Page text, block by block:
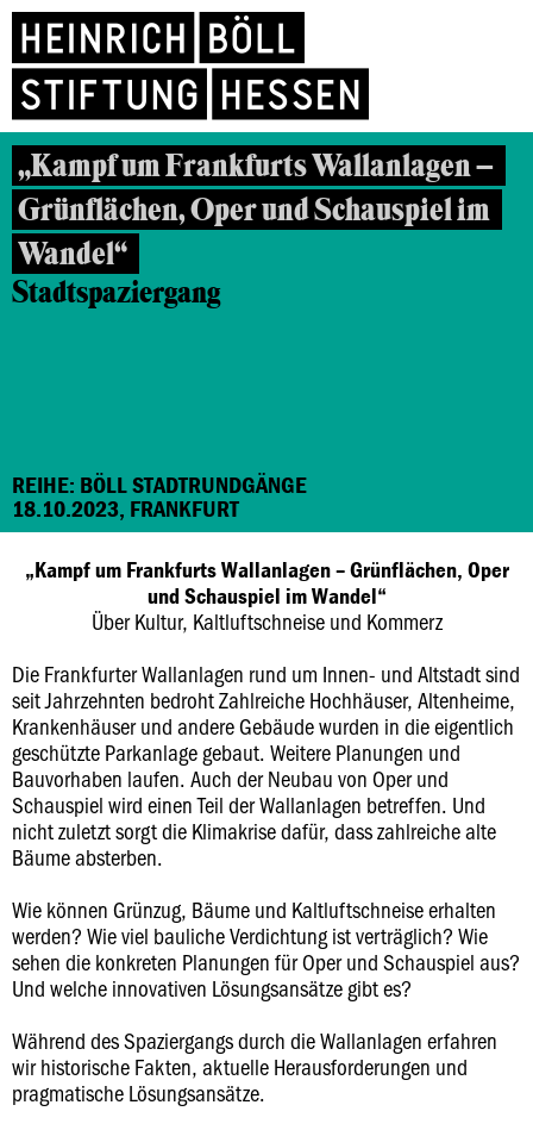
„Kampf um Frankfurts Wallanlagen –
Grünflächen, Oper und Schauspiel im
Wandel“
Stadtspaziergang
REIHE: BÖLL STADTRUNDGÄNGE
18.10.2023, FRANKFURT
„Kampf um Frankfurts Wallanlagen – Grünflächen, Oper
und Schauspiel im Wandel“
Über Kultur, Kaltluftschneise und Kommerz
Die Frankfurter Wallanlagen rund um Innen- und Altstadt sind
seit Jahrzehnten bedroht Zahlreiche Hochhäuser, Altenheime,
Krankenhäuser und andere Gebäude wurden in die eigentlich
geschützte Parkanlage gebaut. Weitere Planungen und
Bauvorhaben laufen. Auch der Neubau von Oper und
Schauspiel wird einen Teil der Wallanlagen betreffen. Und
nicht zuletzt sorgt die Klimakrise dafür, dass zahlreiche alte
Bäume absterben.
Wie können Grünzug, Bäume und Kaltluftschneise erhalten
werden? Wie viel bauliche Verdichtung ist verträglich? Wie
sehen die konkreten Planungen für Oper und Schauspiel aus?
Und welche innovativen Lösungsansätze gibt es?
Während des Spaziergangs durch die Wallanlagen erfahren
wir historische Fakten, aktuelle Herausforderungen und
pragmatische Lösungsansätze.